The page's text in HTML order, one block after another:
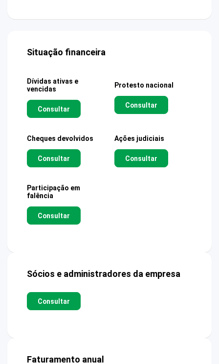
Situação financeira
Dívidas ativas e
vencidas
Consultar
Protesto nacional
Consultar
Cheques devolvidos
Consultar
Ações judiciais
Consultar
Participação em
falência
Consultar
Sócios e administradores da empresa
Consultar
Faturamento anual